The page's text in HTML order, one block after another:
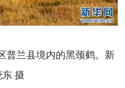
普兰县境内的黑颈鹤。新
东 摄